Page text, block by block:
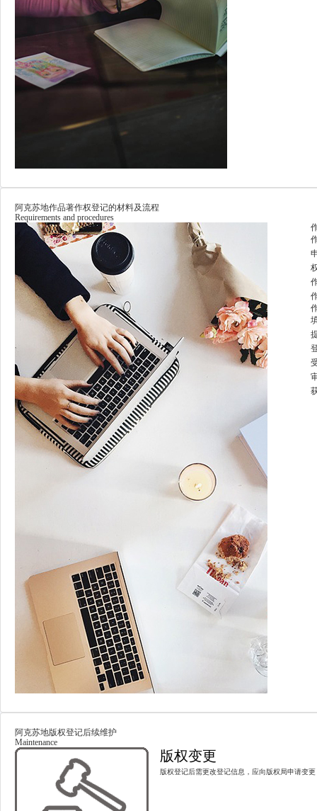
阿克苏地作品著作权登记的材料及流程
Requirements and procedures
阿克苏地版权登记后续维护
Maintenance
版权变更
版权登记后需更改登记信息，应向版权局申请变